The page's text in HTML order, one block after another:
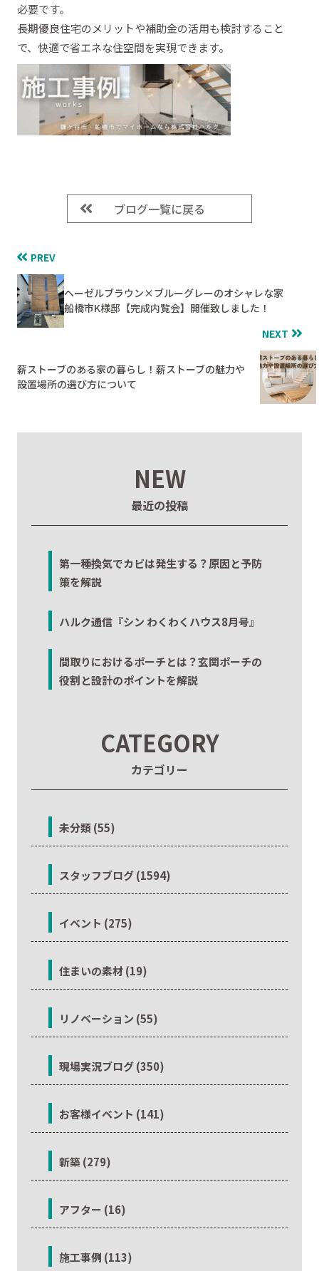
必要です。
長期優良住宅のメリットや補助金の活用も検討すること
で、快適で省エネな住空間を実現できます。
ブログ一覧に戻る
PREV
ヘーゼルブラウン×ブルーグレーのオシャレな家
船橋市K様邸【完成内覧会】開催致しました！
NEXT
薪ストーブのある家の暮らし！薪ストーブの魅力や
設置場所の選び方について
NEW
最近の投稿
第一種換気でカビは発生する？原因と予防
策を解説
ハルク通信『シン わくわくハウス8月号』
間取りにおけるポーチとは？玄関ポーチの
役割と設計のポイントを解説
CATEGORY
カテゴリー
未分類 (55)
スタッフブログ (1594)
イベント (275)
住まいの素材 (19)
リノベーション (55)
現場実況ブログ (350)
お客様イベント (141)
新築 (279)
アフター (16)
施工事例 (113)